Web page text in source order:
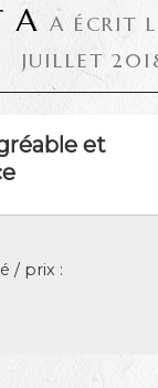
A A ÉCRIT
JUILLET
et
/ prix :